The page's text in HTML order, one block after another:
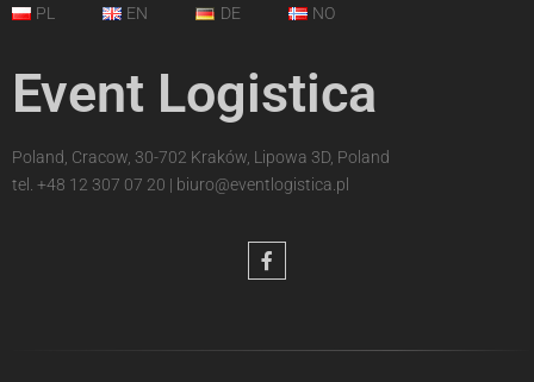
PL EN DE NO
Event Logistica
Poland, Cracow, 30-702 Kraków, Lipowa 3D, Poland
tel. +48 12 307 07 20 | biuro@eventlogistica.pl